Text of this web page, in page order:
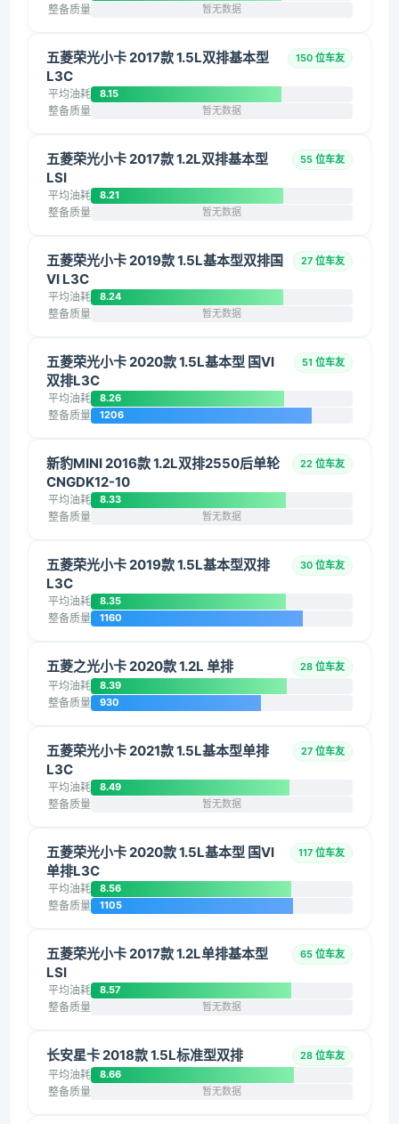
整备质量 暂无数据
五菱荣光小卡 2017款 1.5L双排基本型
L3C
150 位车友
平均油耗 8.15
整备质量 暂无数据
五菱荣光小卡 2017款 1.2L双排基本型
LSI
55 位车友
平均油耗 8.21
整备质量 暂无数据
五菱荣光小卡 2019款 1.5L基本型双排国
VI L3C
27 位车友
平均油耗 8.24
整备质量 暂无数据
五菱荣光小卡 2020款 1.5L基本型 国VI
双排L3C
51 位车友
平均油耗 8.26
整备质量 1206
新豹MINI 2016款 1.2L双排2550后单轮
CNGDK12-10
22 位车友
平均油耗 8.33
整备质量 暂无数据
五菱荣光小卡 2019款 1.5L基本型双排
L3C
30 位车友
平均油耗 8.35
整备质量 1160
五菱之光小卡 2020款 1.2L 单排 28 位车友
平均油耗 8.39
整备质量 930
五菱荣光小卡 2021款 1.5L基本型单排
L3C
27 位车友
平均油耗 8.49
整备质量 暂无数据
五菱荣光小卡 2020款 1.5L基本型 国VI
单排L3C
117 位车友
平均油耗 8.56
整备质量 1105
五菱荣光小卡 2017款 1.2L单排基本型
LSI
65 位车友
平均油耗 8.57
整备质量 暂无数据
长安星卡 2018款 1.5L标准型双排 28 位车友
平均油耗 8.66
整备质量 暂无数据